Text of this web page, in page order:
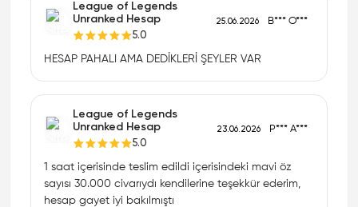
League of Legends
Unranked Hesap
5.0
25.06.2026 B*** O***
HESAP PAHALI AMA DEDİKLERİ ŞEYLER VAR
League of Legends
Unranked Hesap
5.0
23.06.2026 P*** A***
1 saat içerisinde teslim edildi içerisindeki mavi öz
sayısı 30.000 civarıydı kendilerine teşekkür ederim,
hesap gayet iyi bakılmıştı